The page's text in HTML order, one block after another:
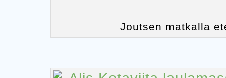
Joutsen matkalla